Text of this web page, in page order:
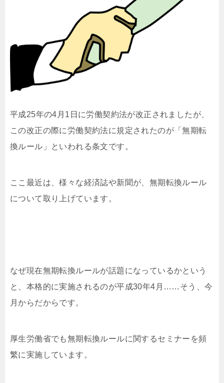
平成25年の4月1日に労働契約法が改正されましたが、
この改正の際に労働契約法に規定されたのが「無期転
換ルール」といわれる条文です。
ここ最近は、様々な経済誌や新聞が、無期転換ルール
について取り上げています。
なぜ現在無期転換ルールが話題になっているかという
と、本格的に実施されるのが平成30年4月……そう、今
月からだからです。
厚生労働省でも無期転換ルールに関するセミナーを頻
繁に実施しています。